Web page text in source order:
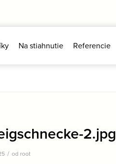
Na stiahnutie Referencie
2.jpg
/ od root